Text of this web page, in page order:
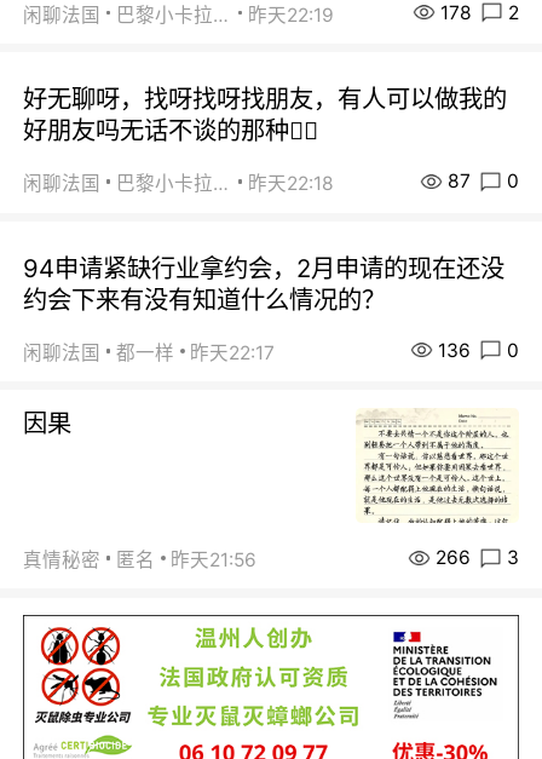
闲聊法国 巴黎小卡拉咪 昨天22:19 178 2
好无聊呀，找呀找呀找朋友，有人可以做我的
好朋友吗无话不谈的那种😮‍💨
闲聊法国 巴黎小卡拉咪 昨天22:18 87 0
94申请紧缺行业拿约会，2月申请的现在还没
约会下来有没有知道什么情况的？
闲聊法国 都一样 昨天22:17 136 0
因果
真情秘密 匿名 昨天21:56 266 3